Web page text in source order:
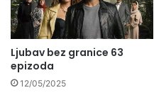
Ljubav bez granice 63
epizoda
12/05/2025